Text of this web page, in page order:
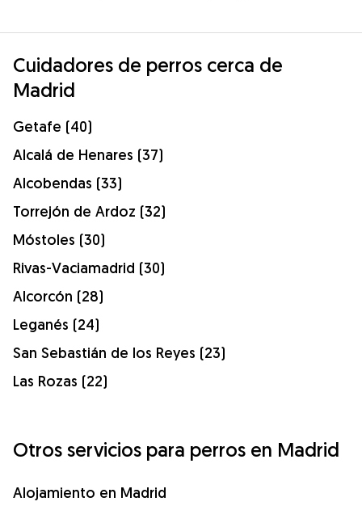
Cuidadores de perros cerca de
Madrid
Getafe (40)
Alcalá de Henares (37)
Alcobendas (33)
Torrejón de Ardoz (32)
Móstoles (30)
Rivas-Vaciamadrid (30)
Alcorcón (28)
Leganés (24)
San Sebastián de los Reyes (23)
Las Rozas (22)
Otros servicios para perros en Madrid
Alojamiento en Madrid